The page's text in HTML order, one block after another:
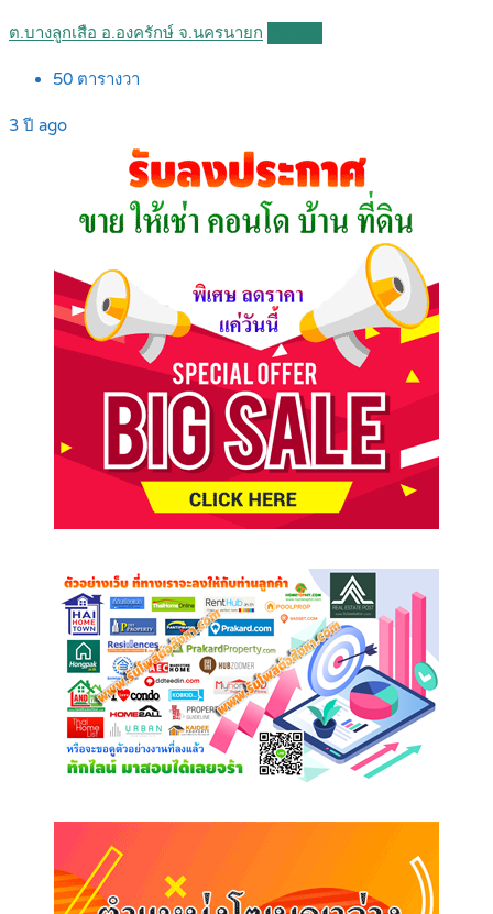
ต.บางลูกเสือ อ.องครักษ์ จ.นครนายก
50 ตารางวา
3 ปี ago